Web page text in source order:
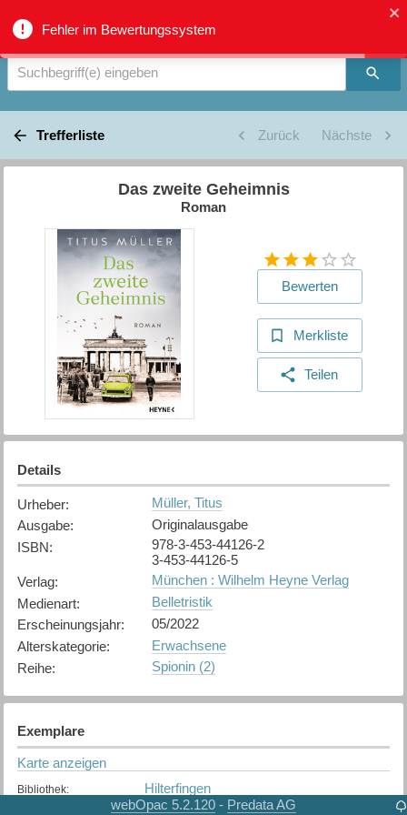
Fehler im Bewertungssystem
Verbundkatalog Region Thun - Oberland - Suche
Suchbegriff(e) eingeben
Trefferliste Zurück Nächste
Das zweite Geheimnis
Roman
Bewerten
Merkliste
Teilen
Details
Urheber:
Müller, Titus
Ausgabe:
Originalausgabe
ISBN:
978-3-453-44126-2
3-453-44126-5
Verlag:
München : Wilhelm Heyne Verlag
Medienart:
Belletristik
Erscheinungsjahr:
05/2022
Alterskategorie:
Erwachsene
Reihe: Spionin (2)
Exemplare
Karte anzeigen
Bibliothek: Hilterfingen
Nicht verfügbar
webOpac 5.2.120 - Predata AG